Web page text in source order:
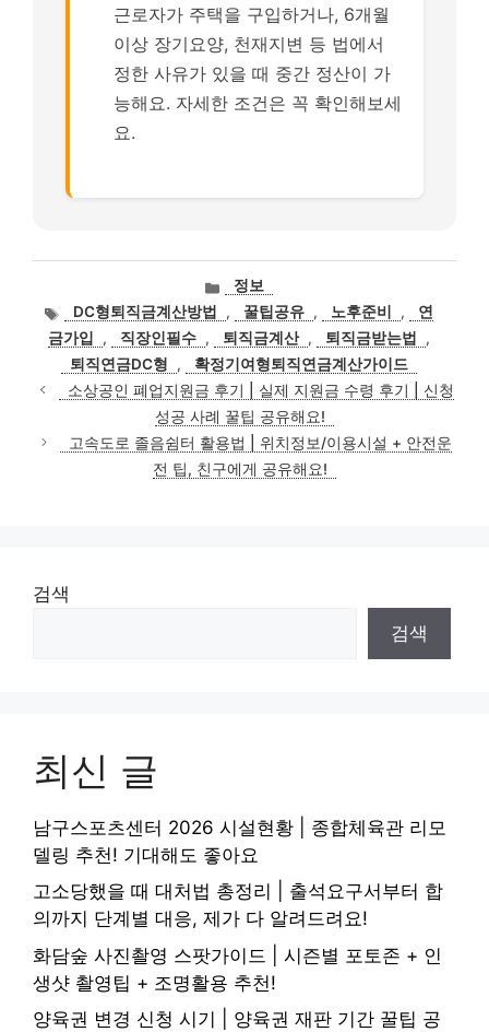
근로자가 주택을 구입하거나, 6개월
이상 장기요양, 천재지변 등 법에서
정한 사유가 있을 때 중간 정산이 가
능해요. 자세한 조건은 꼭 확인해보세
요.
카
고
리
정보
태
그
DC형퇴직금계산방법 , 꿀팁공유 , 노후준비 ,
연
금가입
, 직장인필수 , 퇴직금계산 , 퇴직금받는법
,
퇴직연금DC형
,
확정기여형퇴직연금계산가이드
소상공인 폐업지원금 후기 | 실제 지원금 수령 후기 | 신청
성공 사례 꿀팁 공유해요!
고속도로 졸음쉼터 활용법 | 위치정보/이용시설 + 안전운
전 팁, 친구에게 공유해요!
검색
검색
최신 글
남구스포츠센터 2026 시설현황 | 종합체육관 리모
델링 추천! 기대해도 좋아요
고소당했을 때 대처법 총정리 | 출석요구서부터 합
의까지 단계별 대응, 제가 다 알려드려요!
화담숲 사진촬영 스팟가이드 | 시즌별 포토존 + 인
생샷 촬영팁 + 조명활용 추천!
양육권 변경 신청 시기 | 양육권 재판 기간 꿀팁 공